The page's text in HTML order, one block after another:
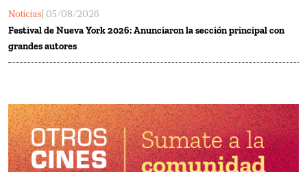
Noticias | 05/08/2026
Festival de Nueva York 2026: Anunciaron la sección principal con
grandes autores